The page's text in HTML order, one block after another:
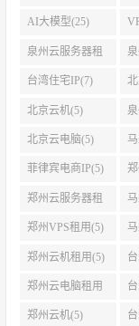
AI大模型(25)
泉州云服务器租
用(8)
台湾住宅IP(7)
北京云机(5)
北京云电脑(5)
菲律宾电商IP(5)
郑州云服务器租
用(5)
郑州VPS租用(5)
郑州云机租用(5)
郑州云电脑租用
(5)
郑州云机(5)